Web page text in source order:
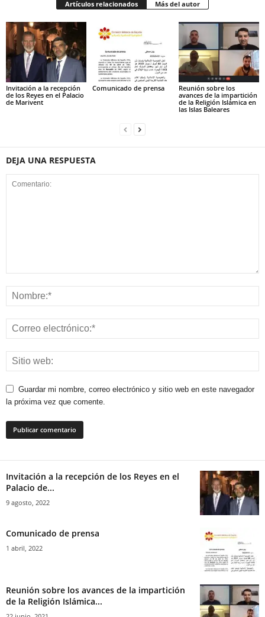
Artículos relacionados Más del autor
Invitación a la recepción
de los Reyes en el Palacio
de Marivent
Comunicado de prensa
Reunión sobre los
avances de la impartición
de la Religión Islámica en
las Islas Baleares
DEJA UNA RESPUESTA
Guardar mi nombre, correo electrónico y sitio web en este navegador
la próxima vez que comente.
Invitación a la recepción de los Reyes en el
Palacio de...
9 agosto, 2022
Comunicado de prensa
1 abril, 2022
Reunión sobre los avances de la impartición
de la Religión Islámica...